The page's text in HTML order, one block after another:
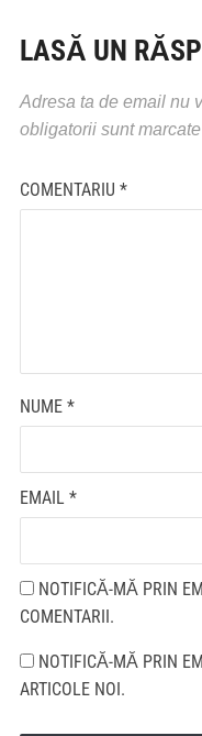
LASĂ UN
Adresa ta de email nu
obligatorii sunt
COMENTARIU *
NUME *
EMAIL *
NOTIFICĂ-MĂ PRIN
COMENTARII.
NOTIFICĂ-MĂ PRIN
ARTICOLE NOI.